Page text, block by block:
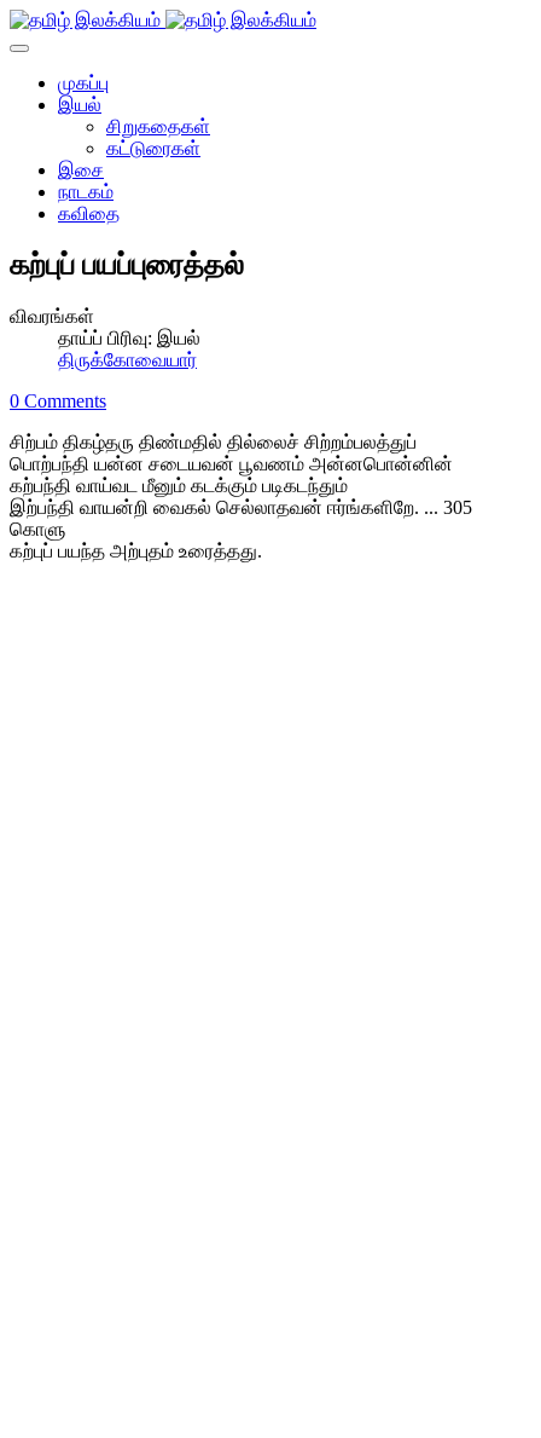
முகப்பு
இயல்
சிறுகதைகள்
கட்டுரைகள்
இசை
நாடகம்
கவிதை
கற்புப் பயப்புரைத்தல்
விவரங்கள்
தாய்ப் பிரிவு: இயல்
திருக்கோவையார்
0 Comments
சிற்பம் திகழ்தரு திண்மதில் தில்லைச் சிற்றம்பலத்துப்
பொற்பந்தி யன்ன சடையவன் பூவணம் அன்னபொன்னின்
கற்பந்தி வாய்வட மீனும் கடக்கும் படிகடந்தும்
இற்பந்தி வாயன்றி வைகல் செல்லாதவன் ஈர்ங்களிறே. ... 305
கொளு
கற்புப் பயந்த அற்புதம் உரைத்தது.